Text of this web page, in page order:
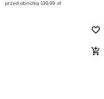
przed obniżką 139,99 zł